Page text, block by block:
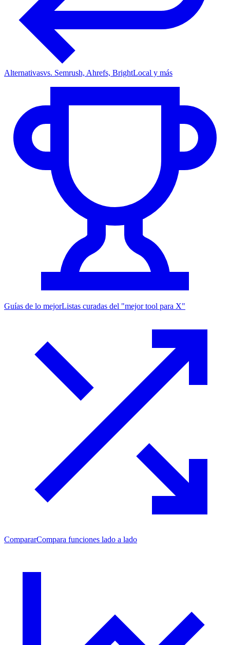
Alternativasvs. Semrush, Ahrefs, BrightLocal y más
Guías de lo mejorListas curadas del "mejor tool para X"
CompararCompara funciones lado a lado